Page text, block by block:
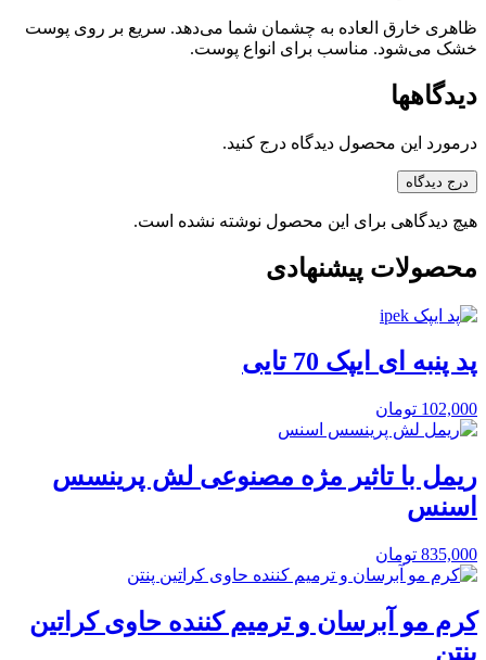
ظاهری خارق العاده به چشمان شما می‌دهد. سریع بر روی پوست
خشک می‌شود. مناسب برای انواع پوست.
دیدگاهها
درمورد این محصول دیدگاه درج کنید.
درج دیدگاه
هیچ دیدگاهی برای این محصول نوشته نشده است.
محصولات پیشنهادی
پد پنبه ای ایپک 70 تایی
102,000 تومان
ریمل با تاثیر مژه مصنوعی لش پرینسس
اسنس
835,000 تومان
کرم مو آبرسان و ترمیم کننده حاوی کراتین
پنتن